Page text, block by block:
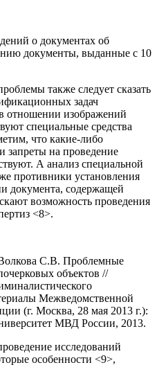
о документах об
документы, выданные с 10
также следует сказать
задач
отношении изображений
специальные средства
что какие-либо
запреты на проведение
А анализ специальной
противники установления
документа, содержащей
возможность проведения
<8>.
С.В. Проблемные
объектов //
Межведомственной
(г. Москва, 28 мая 2013 г.):
МВД России, 2013.
исследований
особенности <9>,